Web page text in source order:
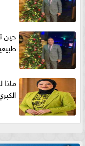
حين